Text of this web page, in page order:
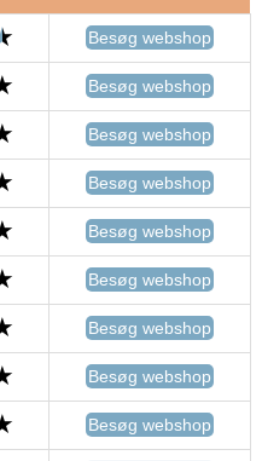
Besøg webshop
Besøg webshop
Besøg webshop
Besøg webshop
Besøg webshop
Besøg webshop
Besøg webshop
Besøg webshop
Besøg webshop